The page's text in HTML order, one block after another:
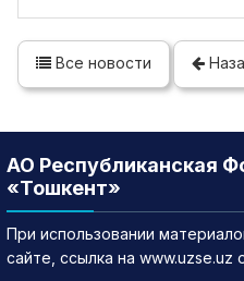
Все новости
АО Республиканская
«Тошкент»
При использовании
сайте, ссылка на www.uzse.uz